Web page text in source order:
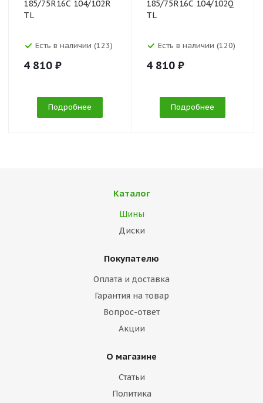
185/75R16C 104/102R
TL
Есть в наличии (123)
4 810 ₽
Подробнее
185/75R16C 104/102Q
TL
Есть в наличии (120)
4 810 ₽
Подробнее
Каталог
Шины
Диски
Покупателю
Оплата и доставка
Гарантия на товар
Вопрос-ответ
Акции
О магазине
Статьи
Политика